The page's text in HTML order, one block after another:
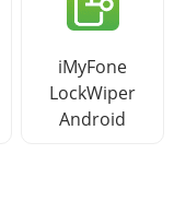
iMyFone
LockWiper
Android